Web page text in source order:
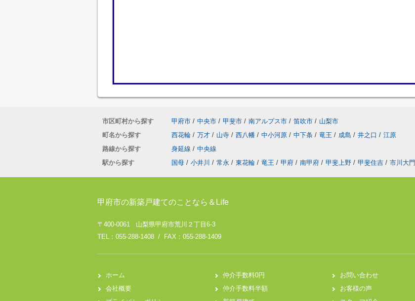
市区町村から探す 甲府市 / 中央市 / 甲斐市 / 南アルプス市 / 笛吹市 / 山梨市
町名から探す
西花輪 / 万才 / 山寺 / 西八幡 / 中小河原 / 中下条 / 竜王 / 成島 / 井之口 / 江原
路線から探す
身延線 / 中央線
駅から探す
国母 / 小井川 / 常永 / 東花輪 / 竜王 / 甲府 / 南甲府 / 甲斐上野 / 甲斐住吉 / 市川大門
甲府市の新築戸建てのことなら＆Life
〒400-0061 山梨県甲府市荒川２丁目6-3
TEL：055-288-1408 / FAX：055-288-1409
ホーム
会社概要
仲介手数料0円
仲介手数料半額
お問い合わせ
お客様の声